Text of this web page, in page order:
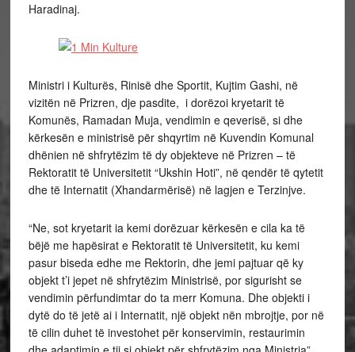
Haradinaj.
Ministri i Kulturës, Rinisë dhe Sportit, Kujtim Gashi, në
vizitën në Prizren, dje pasdite, i dorëzoi kryetarit të
Komunës, Ramadan Muja, vendimin e qeverisë, si dhe
kërkesën e ministrisë për shqyrtim në Kuvendin Komunal
dhënien në shfrytëzim të dy objekteve në Prizren – të
Rektoratit të Universitetit “Ukshin Hoti”, në qendër të qytetit
dhe të Internatit (Xhandarmërisë) në lagjen e Terzinjve.
“Ne, sot kryetarit ia kemi dorëzuar kërkesën e cila ka të
bëjë me hapësirat e Rektoratit të Universitetit, ku kemi
pasur biseda edhe me Rektorin, dhe jemi pajtuar që ky
objekt t’i jepet në shfrytëzim Ministrisë, por sigurisht se
vendimin përfundimtar do ta merr Komuna. Dhe objekti i
dytë do të jetë ai i Internatit, një objekt nën mbrojtje, por në
të cilin duhet të investohet për konservimin, restaurimin